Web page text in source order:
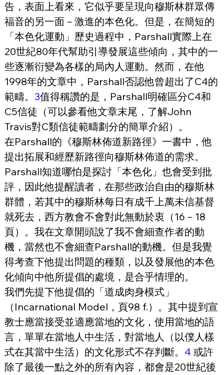
告，表面上看來，它似乎要呈現向穆斯林群眾傳
福音的另一面－激進的本色化。但是，在簡短的
「本色化運動」歷史過程中，Parshall實際上在
20世紀80年代幫助引導發展這些傾向，其中的一
些逐漸衍變為各樣的局內人運動。然而，在他
1998年的文章中，Parshall否認他曾超出了C4的
範疇。 3值得稱讚的是，Parshall明確區分C4和
C5信徒（可以參看他文章末尾，了解John
Travis對C類信徒範疇劃分的簡單介紹）。
在Parshall的《穆斯林佈道新路徑》一書中，他
提出拓展和經歷新路徑向穆斯林佈道的需求。
Parshall知道哪怕是探討「本色化」也會受到批
評，因此他提醒讀者，在那些政治自由的穆斯林
群體，若其中的穆斯林每日有成千上萬未信基督
就死去，西方教會不會對此無動於衷（16－18
頁）。我在文章開頭說了我不會細查作者的動
機，當然也不會細查Parshall的動機。但是我覺
得考查下他提出問題的種類，以及發展他的本色
化傾向中他所提倡的處境，是合乎情理的。
我們先提下他提倡的「道成肉身模式」
（Incarnational Model，頁98 f.）。其中提到宣
教士應當接受並適應當地的文化，使用當地的語
言，單單在當地人中生活，對當地人（以僕人樣
式在其當中生活）的文化形式不存判斷。 4 或許
除了最後一點之外的所有內容，都會是20世紀後